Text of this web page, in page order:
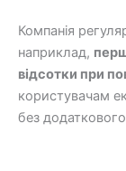
Компанія
наприклад,
відсотки при
користувачам
без